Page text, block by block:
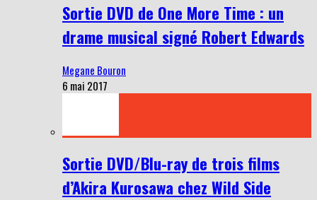
Sortie DVD de One More Time : un
drame musical signé Robert Edwards
Megane Bouron
6 mai 2017
Sortie DVD/Blu-ray de trois films
d’Akira Kurosawa chez Wild Side